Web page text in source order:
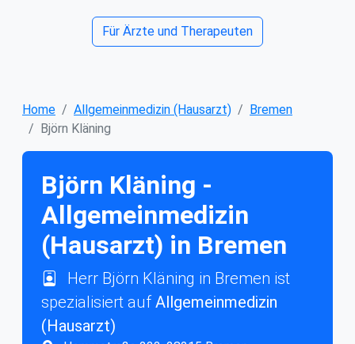
Für Ärzte und Therapeuten
Home Allgemeinmedizin (Hausarzt)
Bremen
Björn Kläning
Björn Kläning -
Allgemeinmedizin
(Hausarzt) in Bremen
Herr Björn Kläning in Bremen ist
spezialisiert aufAllgemeinmedizin
(Hausarzt)